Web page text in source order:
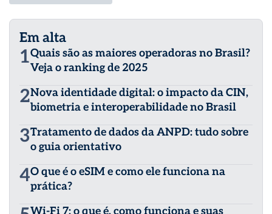
Em alta
1Quais são as maiores operadoras no Brasil?
Veja o ranking de 2025
2Nova identidade digital: o impacto da CIN,
biometria e interoperabilidade no Brasil
3Tratamento de dados da ANPD: tudo sobre
o guia orientativo
4O que é o eSIM e como ele funciona na
prática?
Wi-Fi 7: o que é, como funciona e suas